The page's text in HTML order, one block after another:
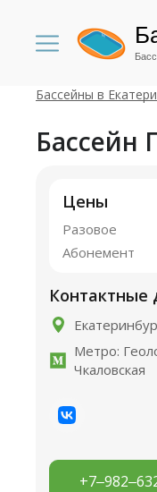
Бассейны в
Бассейн
Цены
Разовое
Абонемент
Контактные
Метро:
Чкаловская